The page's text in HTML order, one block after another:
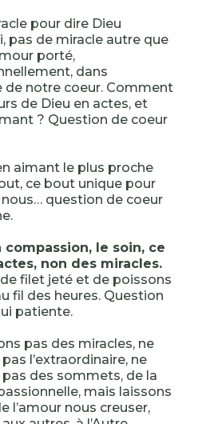
pour dire Dieu
pas de miracle autre que
porté,
dans
de notre coeur. Comment
de Dieu en actes, et
? Question de coeur
aimant le plus proche
ce bout unique pour
question de coeur
compassion, le soin, ce
non des miracles.
filet jeté et de poissons
fil des heures. Question
patiente.
pas des miracles, ne
l’extraordinaire, ne
des sommets, de la
mais laissons
l’amour nous creuser,